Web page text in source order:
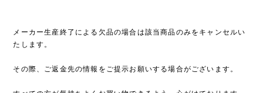
メーカー生産終了による欠品の場合は該当商品のみをキャンセルい
たします。
その際、ご返金先の情報をご提示お願いする場合がございます。